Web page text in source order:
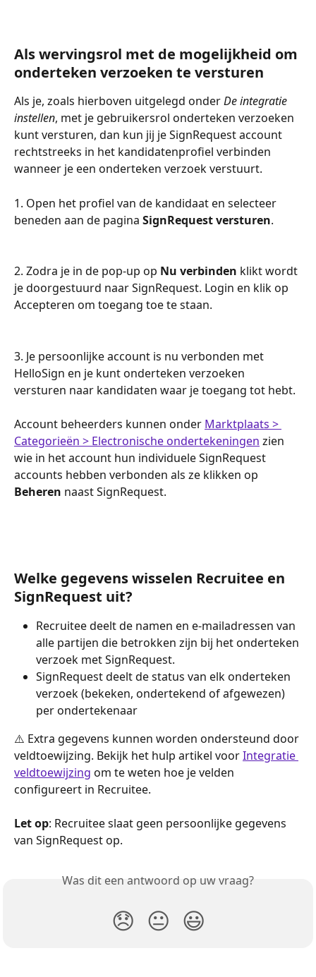
Als wervingsrol met de mogelijkheid om
onderteken verzoeken te versturen
Als je, zoals hierboven uitgelegd onder De integratie
instellen, met je gebruikersrol onderteken verzoeken
kunt versturen, dan kun jij je SignRequest account
rechtstreeks in het kandidatenprofiel verbinden
wanneer je een onderteken verzoek verstuurt.
1. Open het profiel van de kandidaat en selecteer
beneden aan de pagina SignRequest versturen.
2. Zodra je in de pop-up op Nu verbinden klikt wordt
je doorgestuurd naar SignRequest. Login en klik op
Accepteren om toegang toe te staan.
3. Je persoonlijke account is nu verbonden met
HelloSign en je kunt onderteken verzoeken
versturen naar kandidaten waar je toegang tot hebt.
Account beheerders kunnen onder Marktplaats >
Categorieën > Electronische ondertekeningen zien
wie in het account hun individuele SignRequest
accounts hebben verbonden als ze klikken op
Beheren naast SignRequest.
Welke gegevens wisselen Recruitee en
SignRequest uit?
Recruitee deelt de namen en e-mailadressen van
alle partijen die betrokken zijn bij het onderteken
verzoek met SignRequest.
SignRequest deelt de status van elk onderteken
verzoek (bekeken, ondertekend of afgewezen)
per ondertekenaar
⚠️ Extra gegevens kunnen worden ondersteund door
veldtoewijzing. Bekijk het hulp artikel voor Integratie
veldtoewijzing om te weten hoe je velden
configureert in Recruitee.
Let op: Recruitee slaat geen persoonlijke gegevens
van SignRequest op.
Was dit een antwoord op uw vraag?
😞 😐 😃